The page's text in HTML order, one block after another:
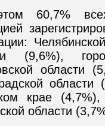
60,7%
(9,6%),
области
крае (4,7%),
области